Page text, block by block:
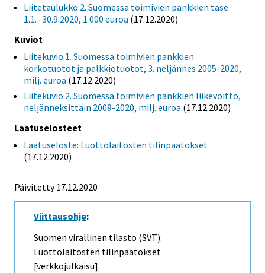
Liitetaulukko 2. Suomessa toimivien pankkien tase
1.1.- 30.9.2020, 1 000 euroa (17.12.2020)
Kuviot
Liitekuvio 1. Suomessa toimivien pankkien
korkotuotot ja palkkiotuotot, 3. neljännes 2005-2020,
milj. euroa (17.12.2020)
Liitekuvio 2. Suomessa toimivien pankkien liikevoitto,
neljänneksittäin 2009-2020, milj. euroa (17.12.2020)
Laatuselosteet
Laatuseloste: Luottolaitosten tilinpäätökset
(17.12.2020)
Päivitetty 17.12.2020
Viittausohje:
Suomen virallinen tilasto (SVT):
Luottolaitosten tilinpäätökset
[verkkojulkaisu].